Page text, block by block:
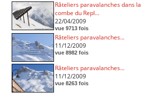
Râteliers paravalanches dans la
combe du Repl...
22/04/2009
vue 9713 fois
Râteliers paravalanches...
11/12/2009
vue 8982 fois
Râteliers paravalanches...
11/12/2009
vue 8263 fois